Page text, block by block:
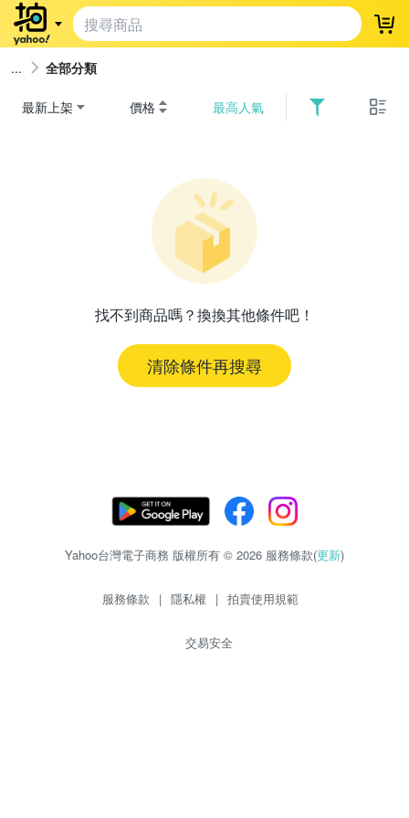
登
全部分類
最新上架 價格 最高人氣
找不到商品嗎？換換其他條件吧！
清除條件再搜尋
Yahoo台灣電子商務 版權所有 © 2026 服務條款(更新)
服務條款 | 隱私權 | 拍賣使用規範
交易安全